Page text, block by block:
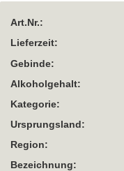
Art.Nr.:
Lieferzeit:
Gebinde:
Alkoholgehalt:
Kategorie:
Ursprungsland:
Region:
Bezeichnung: